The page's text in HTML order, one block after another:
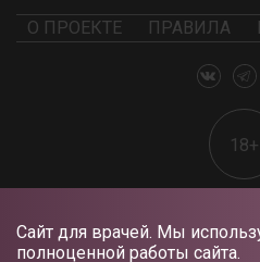
Сайт для врачей. Мы
полноценной работы сайта.
О ПРОЕКТЕ ПРАВИЛА
18+